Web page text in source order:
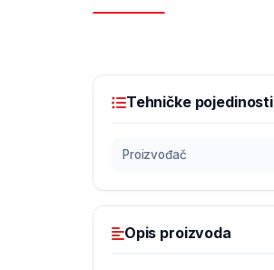
Tehničke pojedinosti
Proizvođač
Opis proizvoda